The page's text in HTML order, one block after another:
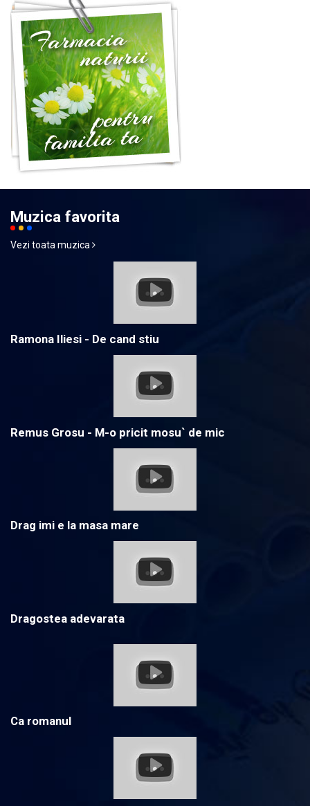
Muzica favorita
Vezi toata muzica
Ramona Iliesi - De cand stiu
Remus Grosu - M-o pricit mosu` de mic
Drag imi e la masa mare
Dragostea adevarata
Ca romanul